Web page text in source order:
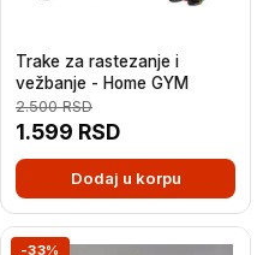
Trake za rastezanje i
vežbanje - Home GYM
1.599 RSD
2.500RSD
Dodaj u korpu
-33%